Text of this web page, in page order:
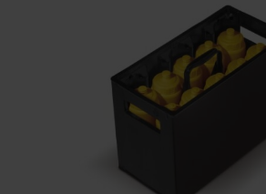
Sleutelhangers & Tools
Huis & Lifestyle
Outdoor & Vrije Tijd